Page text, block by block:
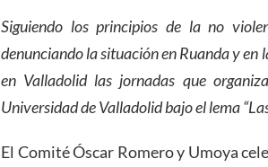
Siguiendo los principios de la no
denunciando la situación en Ruanda y
en Valladolid las jornadas que
Universidad de Valladolid bajo el lema
El Comité Óscar Romero y Umoya